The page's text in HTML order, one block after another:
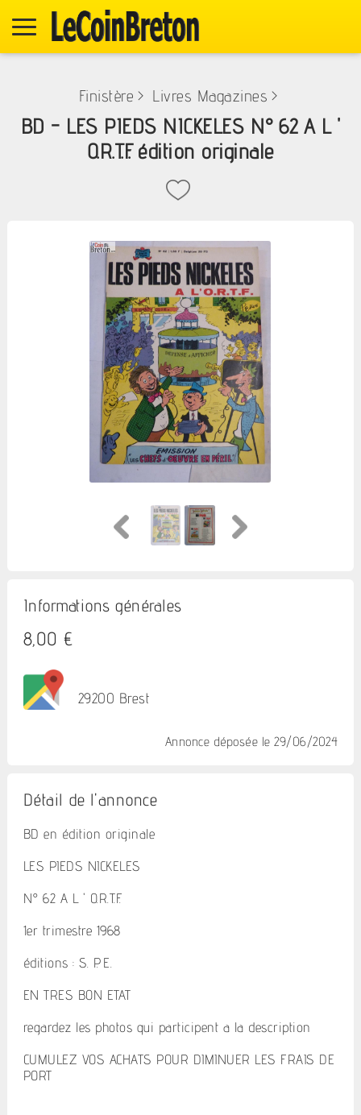
Finistère > Livres Magazines >
BD - LES PIEDS NICKELES N° 62 A L '
O.R.T.F. édition originale
Informations générales
8,00 €
29200 Brest
Annonce déposée le 29/06/2024
Détail de l'annonce
BD en édition originale
LES PIEDS NICKELES
N° 62 A L ' O.R.T.F.
1er trimestre 1968
éditions : S. P. E.
EN TRES BON ETAT
regardez les photos qui participent a la description
CUMULEZ VOS ACHATS POUR DIMINUER LES FRAIS DE
PORT